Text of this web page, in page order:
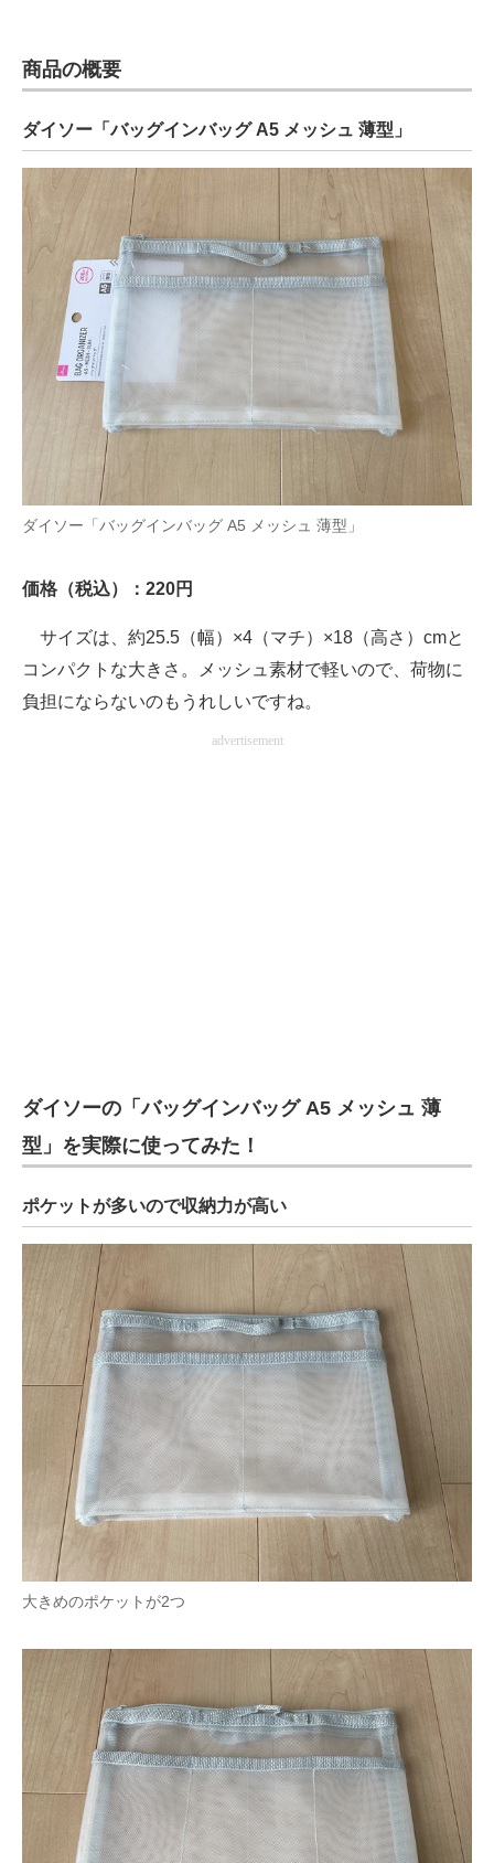
商品の概要
ダイソー「バッグインバッグ A5 メッシュ 薄型」
ダイソー「バッグインバッグ A5 メッシュ 薄型」
価格（税込）：220円
サイズは、約25.5（幅）×4（マチ）×18（高さ）cmと
コンパクトな大きさ。メッシュ素材で軽いので、荷物に
負担にならないのもうれしいですね。
advertisement
ダイソーの「バッグインバッグ A5 メッシュ 薄
型」を実際に使ってみた！
ポケットが多いので収納力が高い
大きめのポケットが2つ